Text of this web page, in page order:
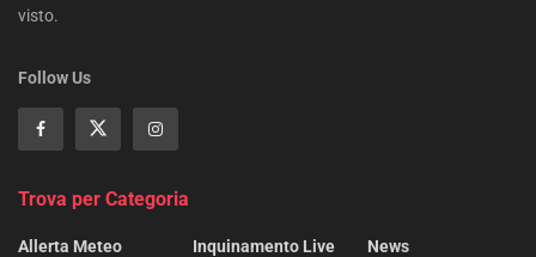
visto.
Follow Us
Trova per Categoria
Allerta Meteo
Inquinamento Live
News